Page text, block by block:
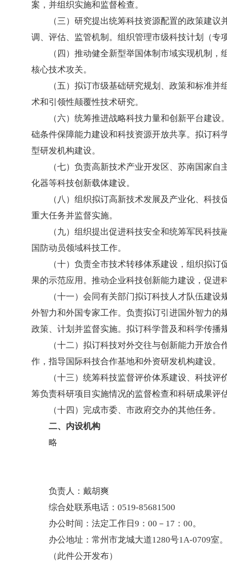
案，并组织实施和监督检查。
（三）研究提出统筹科技资源配置的政策建
调、评估、监管机制。组织管理市级科技计划（专
（四）推动健全新型举国体制市域实现机制
核心技术攻关。
（五）拟订市级基础研究规划、政策和标准
术和引领性颠覆性技术研究。
（六）统筹推进战略科技力量和创新平台建
础条件保障能力建设和科技资源开放共享。拟订
型研发机构建设。
（七）负责高新技术产业开发区、苏南国家
化器等科技创新载体建设。
（八）组织拟订高新技术发展及产业化、科
重大任务并监督实施。
（九）组织提出促进科技安全和统筹军民科
国防动员领域科技工作。
（十）负责全市技术转移体系建设，组织拟
果的示范应用。推动企业科技创新能力建设，促
（十一）会同有关部门拟订科技人才队伍建
外智力和外国专家工作。负责拟订引进国外智力
政策、计划并监督实施。拟订科学普及和科学传播
（十二）拟订科技对外交往与创新能力开放
作，指导国际科技合作基地和外资研发机构建设。
（十三）统筹科技监督评价体系建设、科技
筹负责科研项目实施情况的监督检查和科研成果评
（十四）完成市委、市政府交办的其他任务。
二、内设机构
略
负责人：戴胡爽
综合处联系电话：0519-85681500
办公时间：法定工作日9：00－17：00。
办公地址：常州市龙城大道1280号1A-0709室
（此件公开发布）